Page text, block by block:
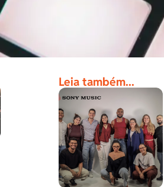
Leia também...